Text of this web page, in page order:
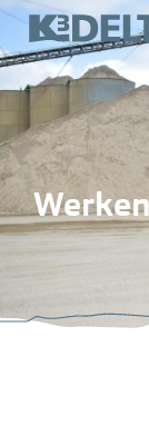
Overslaan
en
inhoud
gaan